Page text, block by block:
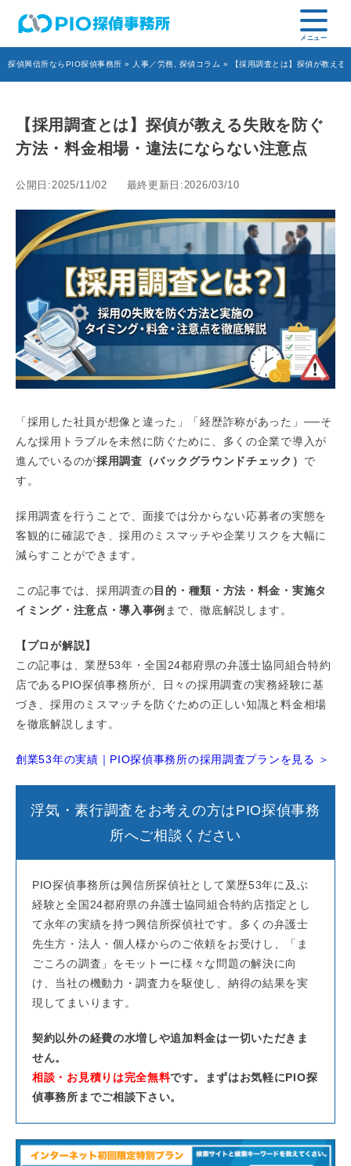
探偵興信所ならPIO探偵事務所 » 人事／労務 探偵コラム » 【採用調査とは】探偵が教える
【採用調査とは】探偵が教える失敗を防ぐ
方法・料金相場・違法にならない注意点
公開日:2025/11/02 最終更新日:2026/03/10
「採用した社員が想像と違った」「経歴詐称があった」──そ
んな採用トラブルを未然に防ぐために、多くの企業で導入が
進んでいるのが採用調査（バックグラウンドチェック） で
す。
採用調査を行うことで、面接では分からない応募者の実態を
客観的に確認でき、採用のミスマッチや企業リスクを大幅に
減らすことができます。
この記事では、採用調査の目的・種類・方法・料金・実施タ
イミング・注意点・導入事例 まで、徹底解説します。
【プロが解説】
この記事は、業歴53年・全国24都府県の弁護士協同組合特約
店であるPIO探偵事務所が、日々の採用調査の実務経験に基
づき、採用のミスマッチを防ぐための正しい知識と料金相場
を徹底解説します。
創業53年の実績｜PIO探偵事務所の採用調査プランを見る ＞
浮気・素行調査をお考えの方はPIO探偵事務
所へご相談ください
PIO探偵事務所は興信所探偵社として業歴53年に及ぶ
経験と全国24都府県の弁護士協同組合特約店指定とし
て永年の実績を持つ興信所探偵社です。多くの弁護士
先生方・法人・個人様からのご依頼をお受けし、「ま
ごころの調査」をモットーに様々な問題の解決に向
け、当社の機動力・調査力を駆使し、納得の結果を実
現してまいります。
契約以外の経費の水増しや追加料金は一切いただきま
せん。
相談・お見積りは完全無料です。まずはお気軽にPIO探
偵事務所までご相談下さい。